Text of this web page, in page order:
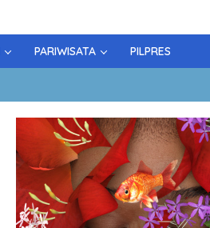
PARIWISATA PILPRES